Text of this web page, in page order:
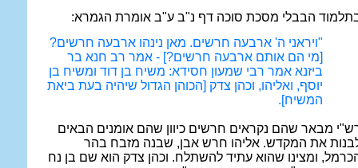
הבבלי מסכת סוכה דף נ"ב ע"ב אומרת הגמרא:
"ויראני ה' ארבעה חרשים. מאן נינהו ארבעה חרשים?
[מי הם אותם ארבעה חרשים?] - אמר רב חנא בר
ביזנא אמר רבי שמעון חסידא: משיח בן דוד ומשיח בן
יוסף, ואליהו, וכהן צדק [הכוהן הגדול שיהיה בעת ביאת
המשיח].
מבאר שהם נקראים חרשים כיוון שהם אומנים הבאים
את המקדש. אליהו חרש אבן, שבנה מזבח בהר
ומצינו שהוא עתיד להשתלח. וכהן צדק הוא שם בן נח